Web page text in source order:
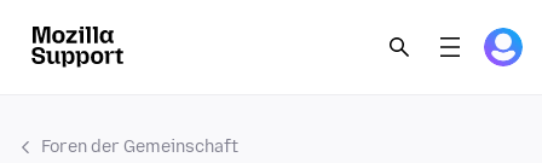
Foren der Gemeinschaft